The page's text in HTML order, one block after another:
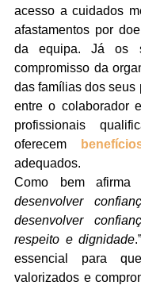
acesso a cuidados
afastamentos por
da equipa. Já os
compromisso da
das famílias dos seus
entre o colaborador
profissionais
oferecem
adequados.
Como bem afirma
desenvolver
desenvolver
respeito e dignidade
essencial para
valorizados e